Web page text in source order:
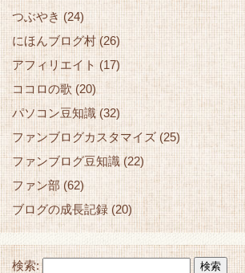
つぶやき (24)
にほんブログ村 (26)
アフィリエイト (17)
ココロの歌 (20)
パソコン豆知識(32)
ファンブログカスタマイズ (25)
ファンブログ豆知識(22)
ファン部 (62)
ブログの成長記録 (20)
検索: